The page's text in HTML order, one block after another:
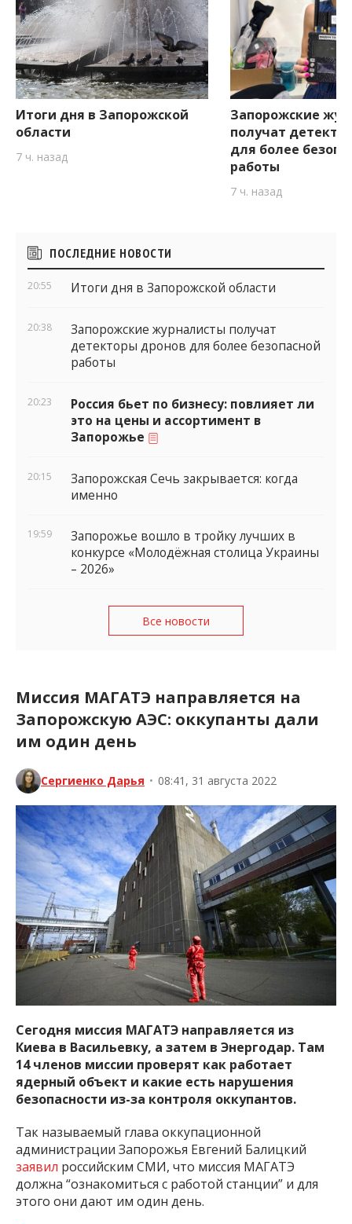
Итоги дня в Запорожской
области
7 ч. назад
Запорожские
получат
для более
работы
7 ч. назад
Боковые
виджеты
ПОСЛЕДНИЕ НОВОСТИ
20:55 Итоги дня в Запорожской области
20:38
Запорожские журналисты получат
детекторы дронов для более безопасной
работы
20:23
Россия бьет по бизнесу: повлияет ли
это на цены и ассортимент в
Запорожье
20:15
Запорожская Сечь закрывается: когда
именно
19:59
Запорожье вошло в тройку лучших в
конкурсе «Молодёжная столица Украины
– 2026»
Все новости
Миссия МАГАТЭ направляется на
Запорожскую АЭС: оккупанты дали
им один день
Сергиенко Дарья • 08:41, 31 августа 2022
Сегодня миссия МАГАТЭ направляется из
Киева в Васильевку, а затем в Энергодар. Там
14 членов миссии проверят как работает
ядерный объект и какие есть нарушения
безопасности из-за контроля оккупантов.
Так называемый глава оккупационной
администрации Запорожья Евгений Балицкий
заявил российским СМИ, что миссия МАГАТЭ
должна “ознакомиться с работой станции” и для
этого они дают им один день.